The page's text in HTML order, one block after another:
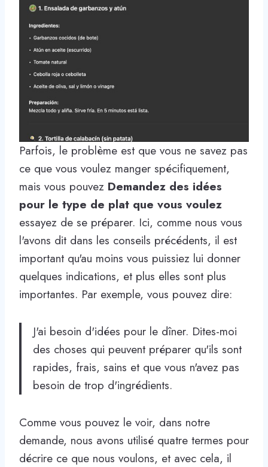
Parfois, le problème est que vous ne savez pas
ce que vous voulez manger spécifiquement,
mais vous pouvez Demandez des idées
pour le type de plat que vous voulez
essayez de se préparer. Ici, comme nous vous
l'avons dit dans les conseils précédents, il est
important qu'au moins vous puissiez lui donner
quelques indications, et plus elles sont plus
importantes. Par exemple, vous pouvez dire:
J'ai besoin d'idées pour le dîner. Dites-moi
des choses qui peuvent préparer qu'ils sont
rapides, frais, sains et que vous n'avez pas
besoin de trop d'ingrédients.
Comme vous pouvez le voir, dans notre
demande, nous avons utilisé quatre termes pour
décrire ce que nous voulons, et avec cela, il